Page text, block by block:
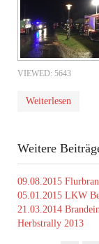
VIEWED: 5643
Weiterlesen
Weitere
09.08.2015
05.01.2015 LKW
21.03.2014
Herbstrally 2013